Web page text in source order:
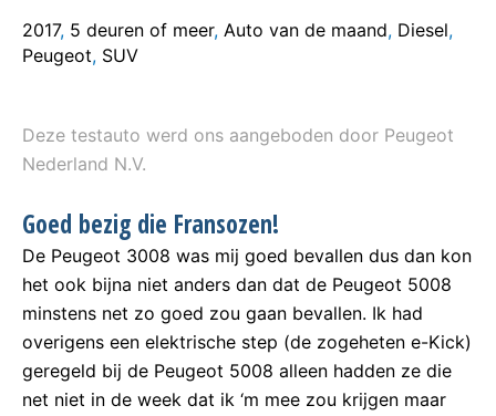
2017, 5 deuren of meer, Auto van de maand, Diesel,
Peugeot, SUV
Deze testauto werd ons aangeboden door Peugeot
Nederland N.V.
Goed bezig die Fransozen!
De Peugeot 3008 was mij goed bevallen dus dan kon
het ook bijna niet anders dan dat de Peugeot 5008
minstens net zo goed zou gaan bevallen. Ik had
overigens een elektrische step (de zogeheten e-Kick)
geregeld bij de Peugeot 5008 alleen hadden ze die
net niet in de week dat ik ‘m mee zou krijgen maar